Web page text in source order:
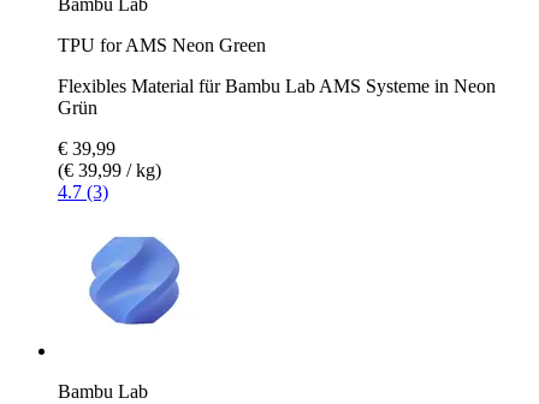
TPU for AMS Neon Green
Flexibles Material für Bambu Lab AMS Systeme in Neon
Grün
€ 39,99
(€ 39,99 / kg)
4.7 (3)
Bambu Lab